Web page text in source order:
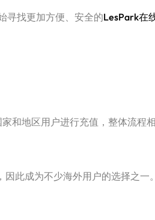
寻找更加方便、安全的LesPark在
和地区用户进行充值，整体流程
此成为不少海外用户的选择之一。